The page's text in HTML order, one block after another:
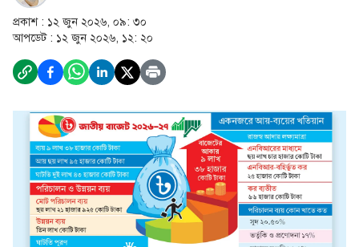
প্রকাশ : ১২ জুন ২০২৬, ০৯: ৩০
আপডেট : ১২ জুন ২০২৬, ১২: ২০